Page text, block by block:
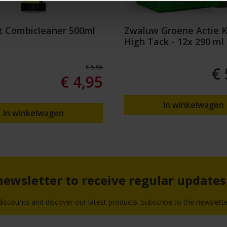
Combicleaner 500ml
€ 5,95
€ 4,95
In winkelwagen
Zwaluw Groene Actie
High Tack - 12x 290 ml
€
In winkelwagen
to receive regular
and discover our latest products. Subscribe to the